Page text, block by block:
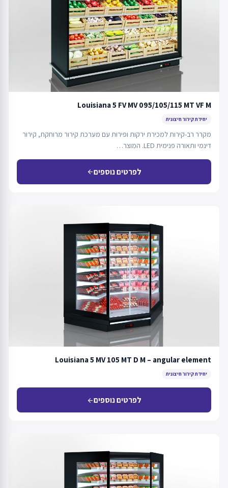
Louisiana 5 FV MV 095/105/115 MT VF M
יחידת קירור חיצונית
מקרר רב-קירות למכירת ירקות ופירות עם מערכת קירור מרוחקת, קירור
דינמי ותאורה פנימית LED. המוצר…
לפרטים נוספיםarrow_back
Louisiana 5 MV 105 MT D M – angular element
יחידת קירור חיצונית
לפרטים נוספיםarrow_back